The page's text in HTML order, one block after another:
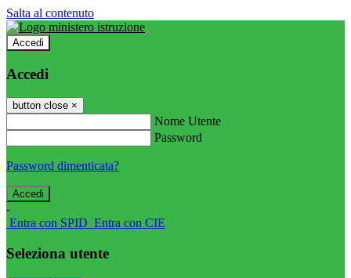
Salta al contenuto
Accedi
Accedi
button close ×
Nome Utente
Password
Password dimenticata?
-
Entra con SPID Entra con CIE
Seleziona utente